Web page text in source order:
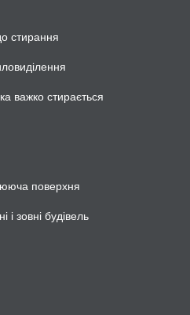
стирання
важко стирається
поверхня
і зовні будівель